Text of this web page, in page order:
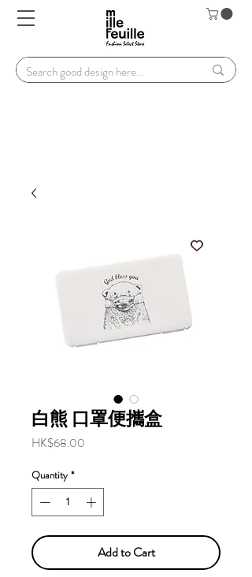
白熊 口罩便攜盒
HK$68.00
Quantity *
Add to Cart